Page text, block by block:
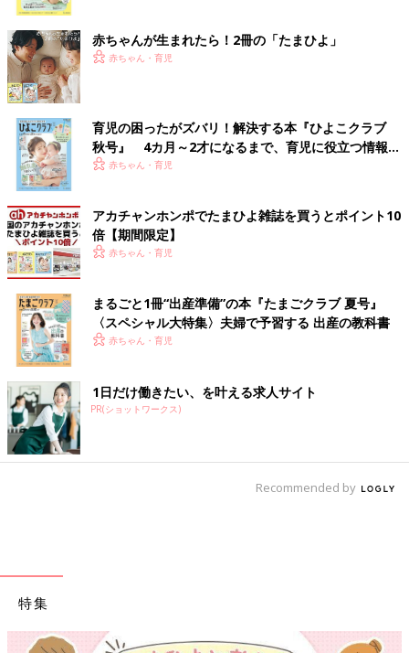
赤ちゃんが生まれたら！2冊の「たまひよ」
赤ちゃん・育児
育児の困ったがズバリ！解決する本『ひよこクラブ
秋号』 4カ月～2才になるまで、育児に役立つ情報が
いっぱい！
赤ちゃん・育児
アカチャンホンポでたまひよ雑誌を買うとポイント10
倍【期間限定】
赤ちゃん・育児
まるごと1冊“出産準備”の本『たまごクラブ 夏号』
〈スペシャル大特集〉夫婦で予習する 出産の教科書
赤ちゃん・育児
1日だけ働きたい、を叶える求人サイト
PR(ショットワークス)
Recommended by
特集